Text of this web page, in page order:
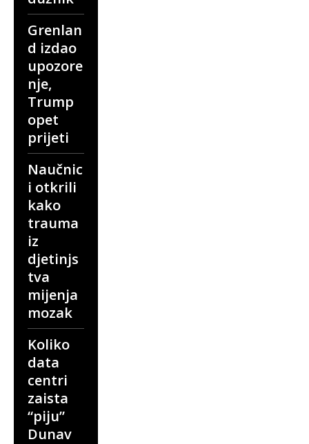
Grenlan
d izdao
upozore
nje,
Trump
opet
prijeti
Naučnic
i otkrili
kako
trauma
iz
djetinjs
tva
mijenja
mozak
Koliko
data
centri
zaista
“piju”
Dunav